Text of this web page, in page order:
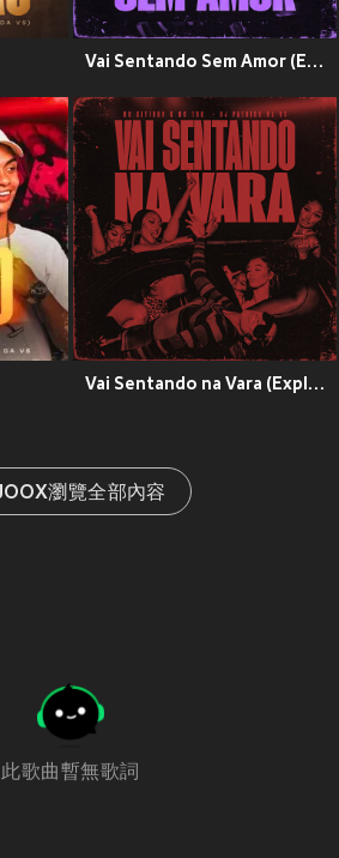
Vai Sentando Sem Amor (Explicit)
Vai Sentando na Vara (Explicit)
瀏覽全部內容
此歌曲暫無歌詞